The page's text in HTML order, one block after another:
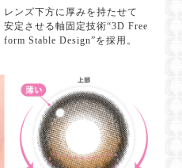
レンズ下方に厚みを持たせて
安定させる軸固定技術“3D Free
form Stable Design”を採用。